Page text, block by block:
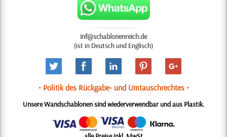
inf@schablonenreich.de
(ist in Deutsch und Englisch)
• Politik des Rückgabe- und Umtauschrechtes •
Unsere Wandschablonen sind wiederverwendbar und aus Plastik.